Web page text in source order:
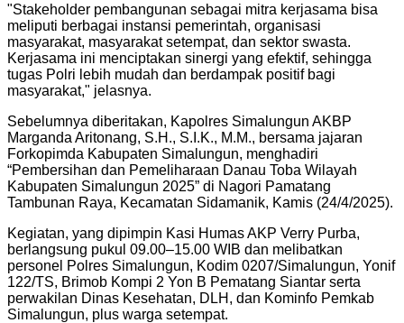
"Stakeholder pembangunan sebagai mitra kerjasama bisa
meliputi berbagai instansi pemerintah, organisasi
masyarakat, masyarakat setempat, dan sektor swasta.
Kerjasama ini menciptakan sinergi yang efektif, sehingga
tugas Polri lebih mudah dan berdampak positif bagi
masyarakat," jelasnya.
Sebelumnya diberitakan, Kapolres Simalungun AKBP
Marganda Aritonang, S.H., S.I.K., M.M., bersama jajaran
Forkopimda Kabupaten Simalungun, menghadiri
“Pembersihan dan Pemeliharaan Danau Toba Wilayah
Kabupaten Simalungun 2025” di Nagori Pamatang
Tambunan Raya, Kecamatan Sidamanik, Kamis (24/4/2025).
Kegiatan, yang dipimpin Kasi Humas AKP Verry Purba,
berlangsung pukul 09.00–15.00 WIB dan melibatkan
personel Polres Simalungun, Kodim 0207/Simalungun, Yonif
122/TS, Brimob Kompi 2 Yon B Pematang Siantar serta
perwakilan Dinas Kesehatan, DLH, dan Kominfo Pemkab
Simalungun, plus warga setempat.